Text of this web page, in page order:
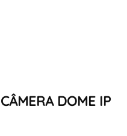
CÂMERA DOME IP